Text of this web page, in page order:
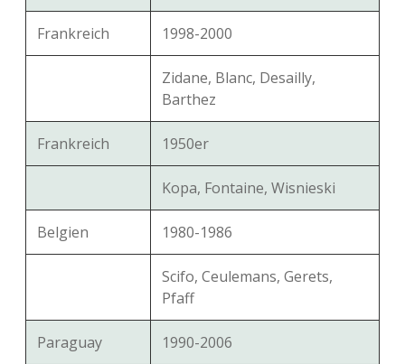
Frankreich 1998-2000
Zidane, Blanc, Desailly,
Barthez
Frankreich 1950er
Kopa, Fontaine, Wisnieski
Belgien 1980-1986
Scifo, Ceulemans, Gerets,
Pfaff
Paraguay 1990-2006